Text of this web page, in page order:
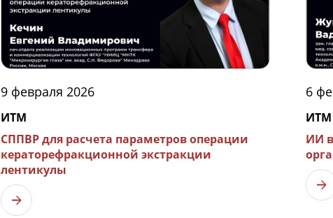
9 февраля 2026
ИТМ
СППВР для расчета параметров операции
кераторефракционной экстракции
лентикулы
6
ИТМ
ИИ